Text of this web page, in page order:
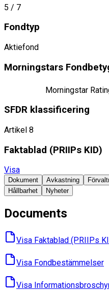
5 / 7
Fondtyp
Aktiefond
Morningstars
Morningstar
SFDR klassificering
Artikel 8
Faktablad ​(PRIIPs KID)
Visa
Dokument Avkastning
Hållbarhet
Nyheter
Documents
Visa Faktablad ​(PRIIPs
Visa Fondbes­tämmelser
Visa